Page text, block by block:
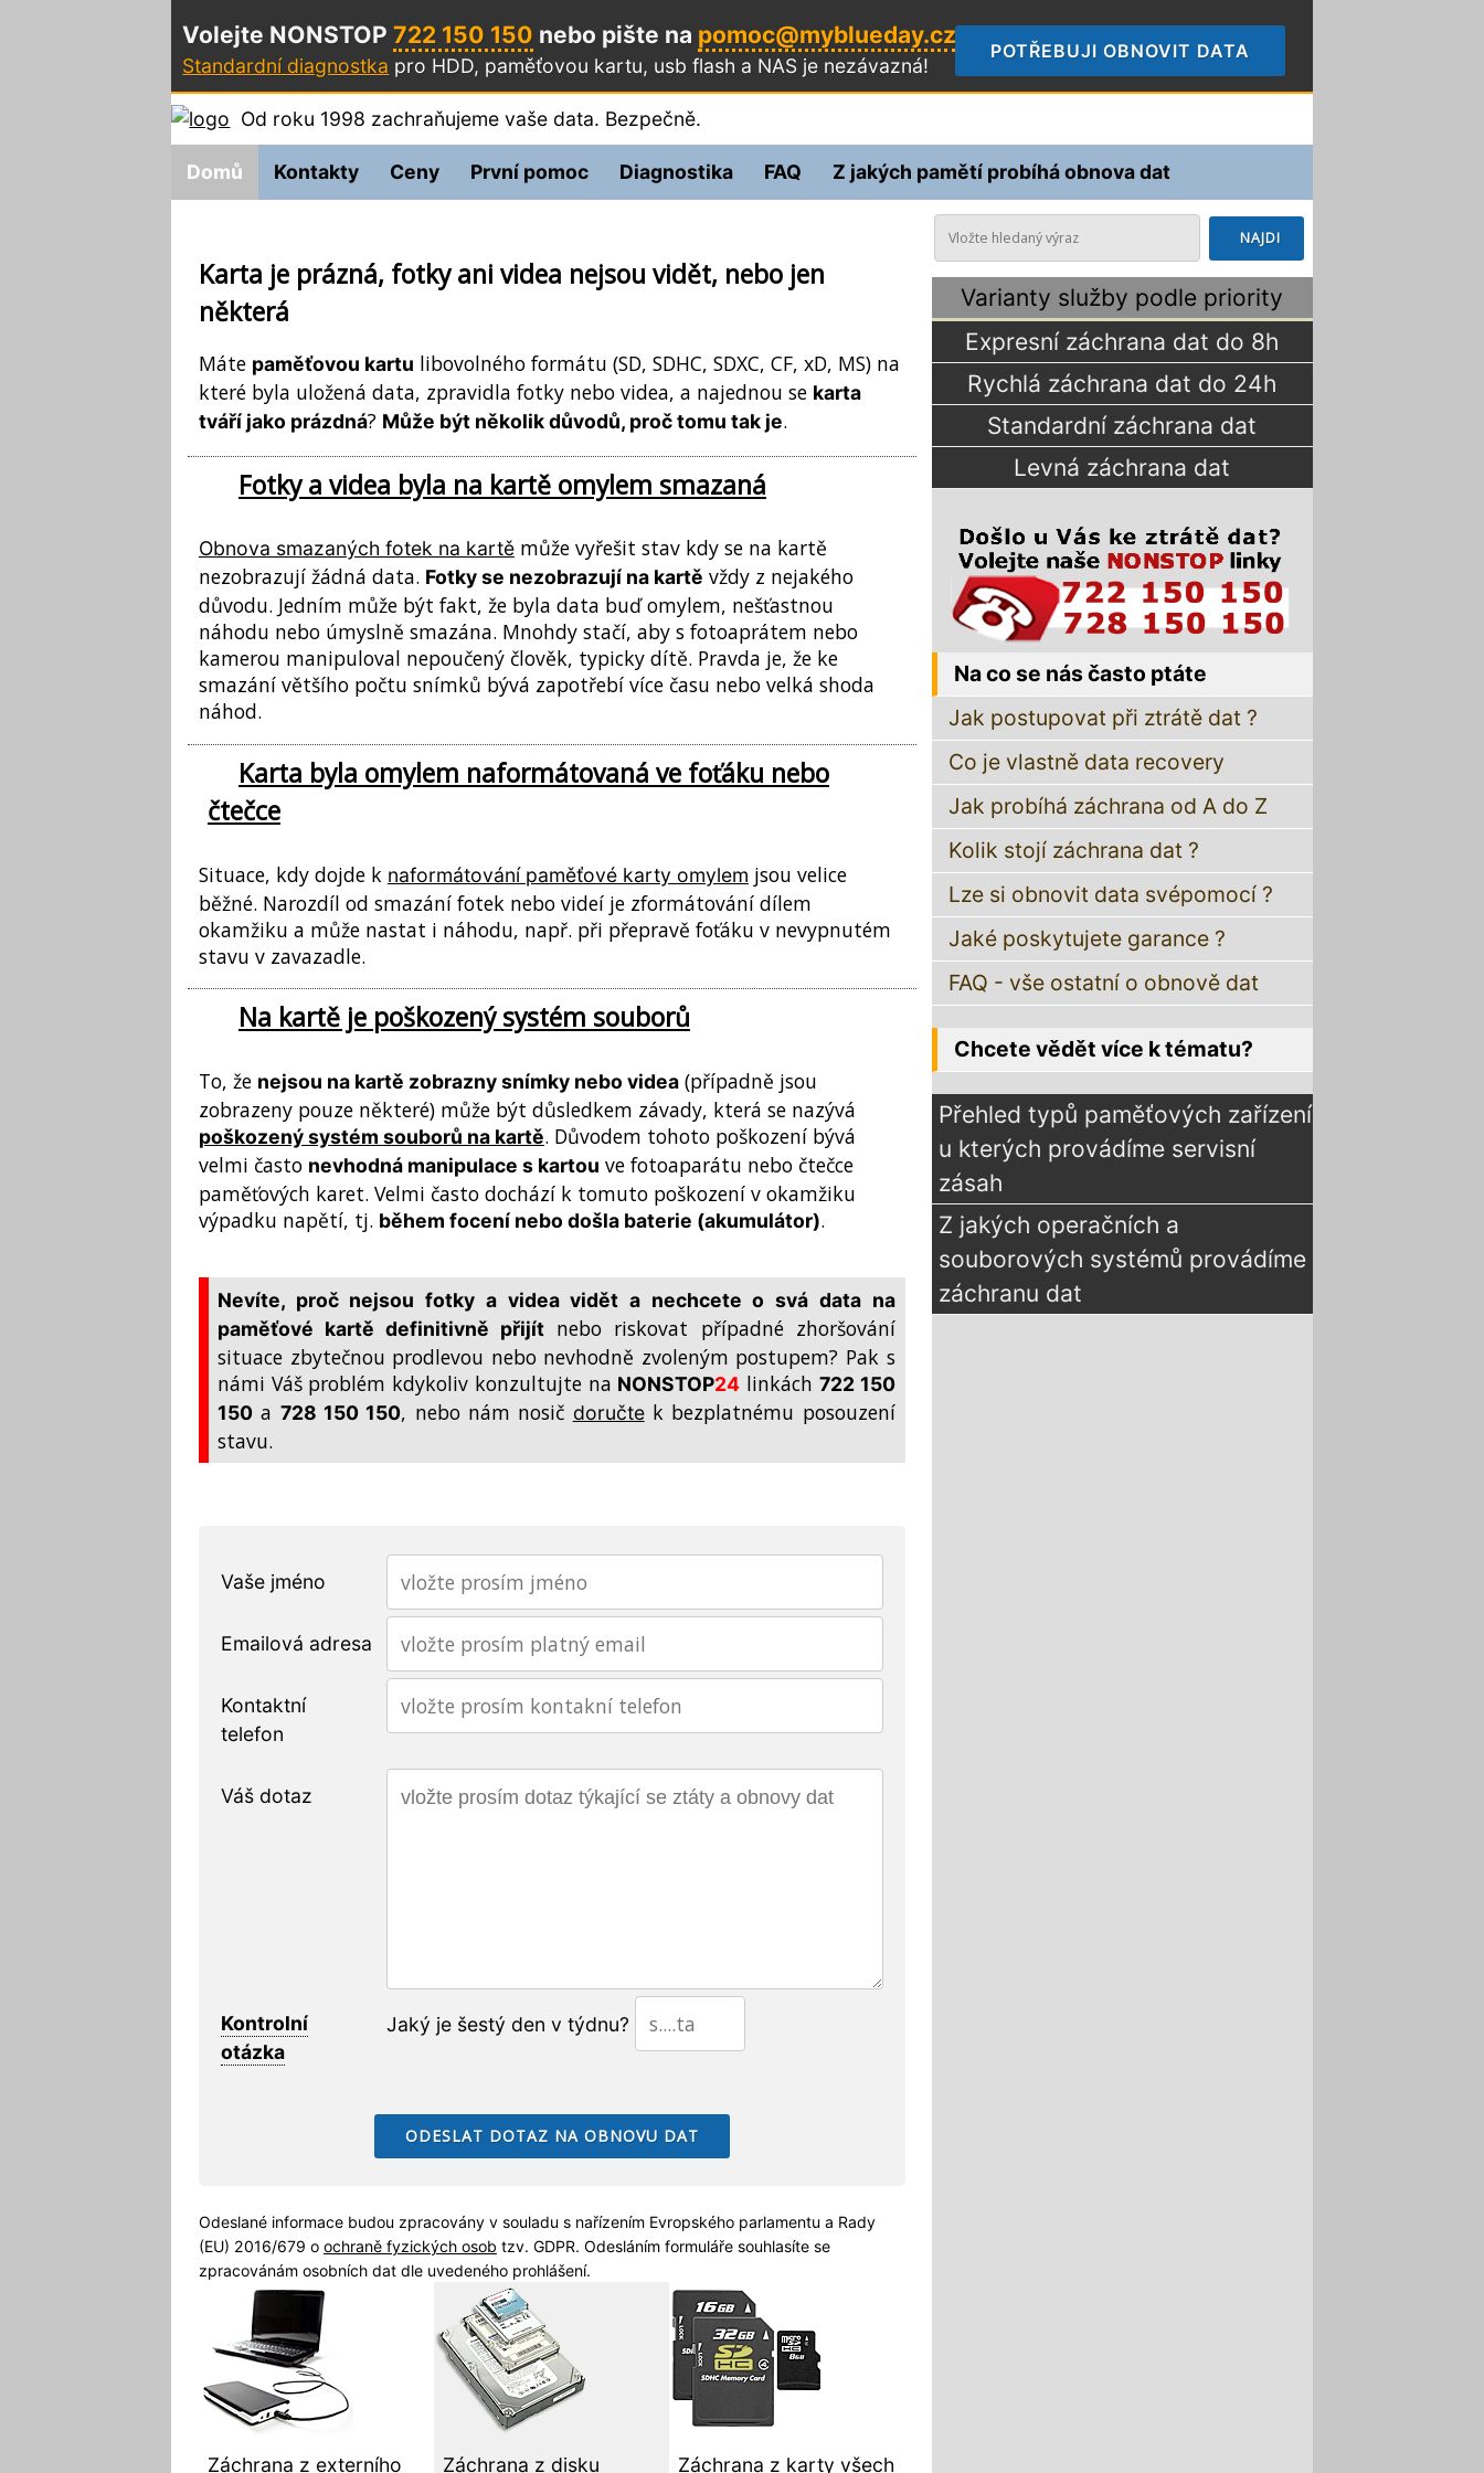
Volejte NONSTOP722 150 150 nebo pište na pomoc@myblueday.cz
Standardní diagnostka pro HDD, paměťovou kartu, usb flash a NAS je nezávazná!
POTŘEBUJI OBNOVIT DATA
Od roku 1998 zachraňujeme vaše data. Bezpečně.
Domů Kontakty Ceny První pomoc Diagnostika FAQ Z jakých pamětí probíhá obnova dat
Karta je prázná, fotky ani videa nejsou vidět, nebo jen
některá
Máte paměťovou kartu libovolného formátu (SD, SDHC, SDXC, CF, xD, MS) na
které byla uložená data, zpravidla fotky nebo videa, a najednou se karta
tváří jako prázdná? Může být několik důvodů, proč tomu tak je.
Fotky a videa byla na kartě omylem smazaná
Obnova smazaných fotek na kartěmůže vyřešit stav kdy se na kartě
nezobrazují žádná data. Fotky se nezobrazují na kartě vždy z nejakého
důvodu. Jedním může být fakt, že byla data buď omylem, nešťastnou
náhodu nebo úmyslně smazána. Mnohdy stačí, aby s fotoaprátem nebo
kamerou manipuloval nepoučený člověk, typicky dítě. Pravda je, že ke
smazání většího počtu snímků bývá zapotřebí více času nebo velká shoda
náhod.
Karta byla omylem naformátovaná ve foťáku nebo
čtečce
Situace, kdy dojde k naformátování paměťové karty omylem jsou velice
běžné. Narozdíl od smazání fotek nebo videí je zformátování dílem
okamžiku a může nastat i náhodu, např. při přepravě foťáku v nevypnutém
stavu v zavazadle.
Na kartě je poškozený systém souborů
To, že nejsou na kartě zobrazny snímky nebo videa(případně jsou
zobrazeny pouze některé) může být důsledkem závady, která se nazývá
poškozený systém souborů na kartě. Důvodem tohoto poškození bývá
velmi často nevhodná manipulace s kartou ve fotoaparátu nebo čtečce
paměťových karet. Velmi často dochází k tomuto poškození v okamžiku
výpadku napětí, tj. během focení nebo došla baterie (akumulátor).
Nevíte, proč nejsou fotky a videa vidět a nechcete o svá data na
paměťové kartě definitivně přijít nebo riskovat případné zhoršování
situace zbytečnou prodlevou nebo nevhodně zvoleným postupem? Pak s
námi Váš problém kdykoliv konzultujte na NONSTOP24 linkách 722 150
150a 728 150 150, nebo nám nosič doručtek bezplatnému posouzení
stavu.
Vaše jméno
Emailová adresa
Kontaktní
telefon
Váš dotaz
Kontrolní
otázka
Jaký je šestý den v týdnu?
Odeslané informace budou zpracovány v souladu s nařízením Evropského parlamentu a Rady
(EU) 2016/679 o ochraně fyzických osob tzv. GDPR. Odesláním formuláře souhlasíte se
zpracovánám osobních dat dle uvedeného prohlášení.
Záchrana z externího Záchrana z disku Záchrana z karty všech
Varianty služby podle priority
Expresní záchrana dat do 8h
Rychlá záchrana dat do 24h
Standardní záchrana dat
Levná záchrana dat
Na co se nás často ptáte
Jak postupovat při ztrátě dat ?
Co je vlastně data recovery
Jak probíhá záchrana od A do Z
Kolik stojí záchrana dat ?
Lze si obnovit data svépomocí ?
Jaké poskytujete garance ?
FAQ - vše ostatní o obnově dat
Chcete vědět více k tématu?
Přehled typů paměťových zařízení
u kterých provádíme servisní
zásah
Z jakých operačních a
souborových systémů provádíme
záchranu dat